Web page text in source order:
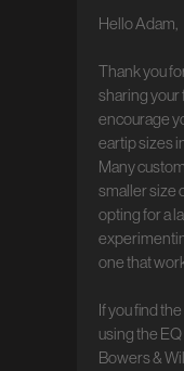
Tue Jul 14
Hello Adam,
Thank you
sharing your
encourage
eartip sizes
Many
smaller size
opting for a
one that
If you find
using the
Bowers &